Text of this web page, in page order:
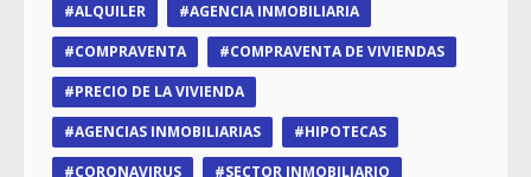
ALQUILER
AGENCIA INMOBILIARIA
COMPRAVENTA
COMPRAVENTA DE VIVIENDAS
PRECIO DE LA VIVIENDA
AGENCIAS INMOBILIARIAS
HIPOTECAS
CORONAVIRUS
SECTOR INMOBILIARIO